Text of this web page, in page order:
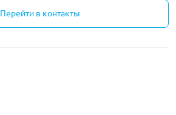
Перейти в контакты